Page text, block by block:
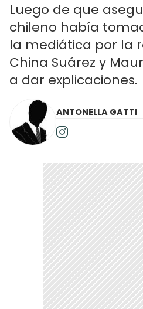
Luego de que
chileno había
la mediática por la
China Suárez y
a dar explicaciones.
ANTONELLA GATTI